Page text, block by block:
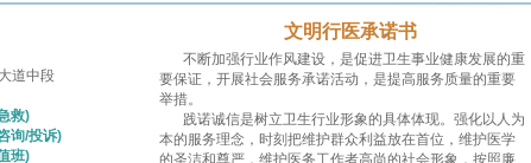
道中段
救)
询/投诉)
班)
文明行医承诺书
不断加强行业作风建设，是促进卫生事业健康发展的重
要保证，开展社会服务承诺活动，是提高服务质量的重要
举措。
践诺诚信是树立卫生行业形象的具体体现。强化以人为
本的服务理念，时刻把维护群众利益放在首位，维护医学
的圣洁和尊严，维护医务工作者高尚的社会形象，按照廉